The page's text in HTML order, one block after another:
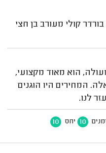
קולי מעורב בן חצי
הוא מאוד מקצועי,
המחירים היו הוגנים
לנו.
10 יחס 10